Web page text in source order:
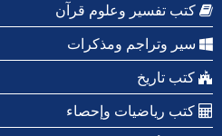
كتب تفسير وعلوم قرآن
سير وتراجم ومذكرات
كتب تاريخ
كتب رياضيات وإحصاء